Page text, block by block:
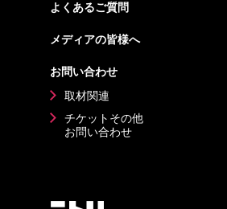
よくあるご質問
メディアの皆様へ
お問い合わせ
取材関連
チケットその他
お問い合わせ